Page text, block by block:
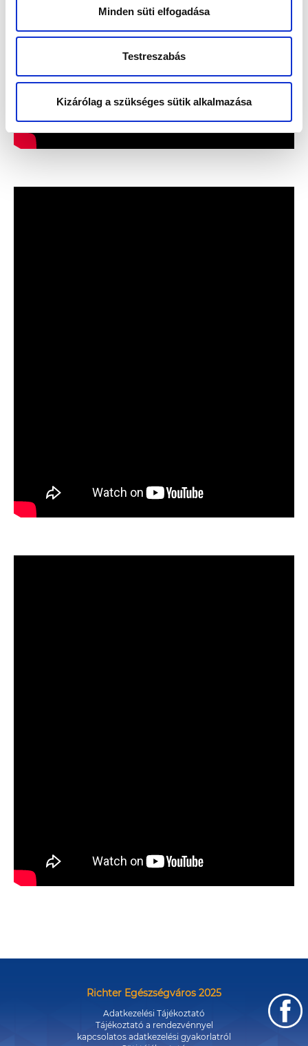
Minden süti elfogadása
Testreszabás
Kizárólag a szükséges sütik alkalmazása
Richter Egészségváros 2025
Adatkezelési Tájékoztató
Tájékoztató a rendezvénnyel
kapcsolatos adatkezelési gyakorlatról